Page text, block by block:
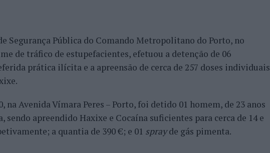
Segurança Pública do Comando Metropolitano do Porto, no
de tráfico de estupefacientes, efetuou a detenção de 06
prática ilícita e a apreensão de cerca de 257 doses individuais
na Avenida Vímara Peres – Porto, foi detido 01 homem, de 23 anos
sendo apreendido Haxixe e Cocaína suficientes para cerca de 14 e
a quantia de 390 €; e 01 sprayde gás pimenta.